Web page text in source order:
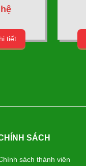
tiết
SÁCH
sách thành viên